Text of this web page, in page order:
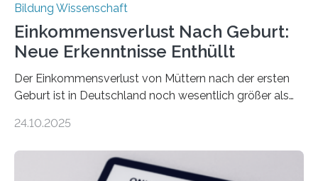
Bildung Wissenschaft
Einkommensverlust Nach Geburt:
Neue Erkenntnisse Enthüllt
Der Einkommensverlust von Müttern nach der ersten
Geburt ist in Deutschland noch wesentlich größer als
nach der Geburt durchschnittlich fast 30.000 Euro
langfristigen Auswirkungen auf Karriere und die spätere
24.10.2025